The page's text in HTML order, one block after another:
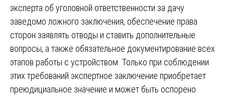
эксперта об уголовной ответственности за дачу
заведомо ложного заключения, обеспечение права
сторон заявлять отводы и ставить дополнительные
вопросы, а также обязательное документирование всех
этапов работы с устройством. Только при соблюдении
этих требований экспертное заключение приобретает
преюдициальное значение и может быть оспорено